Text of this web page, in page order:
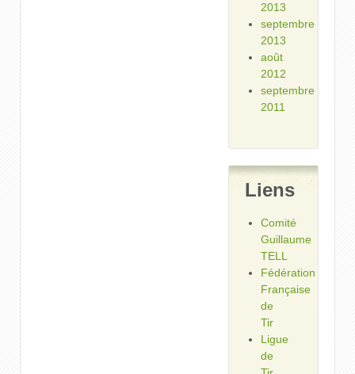
2013
septembre
2013
août
2012
septembre
2011
Liens
Comité
Guillaume
TELL
Fédération
Française
de
Tir
Ligue
de